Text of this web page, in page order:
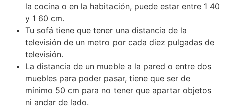
la cocina o en la habitación, puede estar entre 1 40
y 1 60 cm.
Tu sofá tiene que tener una distancia de la
televisión de un metro por cada diez pulgadas de
televisión.
La distancia de un mueble a la pared o entre dos
muebles para poder pasar, tiene que ser de
mínimo 50 cm para no tener que apartar objetos
ni andar de lado.